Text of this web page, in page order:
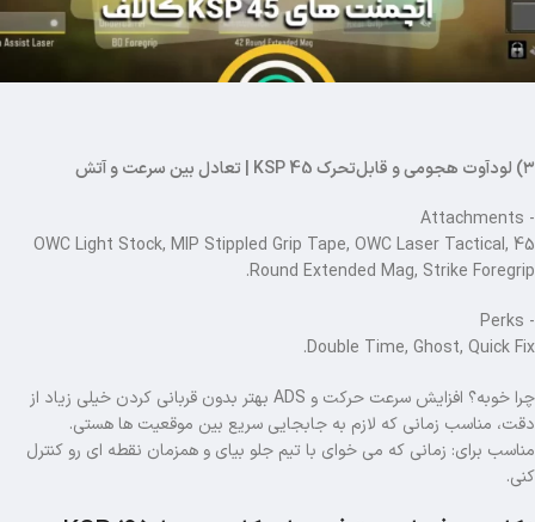
۳) لودآوت هجومی و قابل‌تحرک KSP 45 | تعادل بین سرعت و آتش
- Attachments
OWC Light Stock, MIP Stippled Grip Tape, OWC Laser Tactical, 45
Round Extended Mag, Strike Foregrip.
- Perks
Double Time, Ghost, Quick Fix.
چرا خوبه؟ افزایش سرعت حرکت و ADS بهتر بدون قربانی کردن خیلی زیاد از
دقت، مناسب زمانی که لازم به جابجایی سریع بین موقعیت ها هستی.
مناسب برای: زمانی که می خوای با تیم جلو بیای و همزمان نقطه ای رو کنترل
کنی.